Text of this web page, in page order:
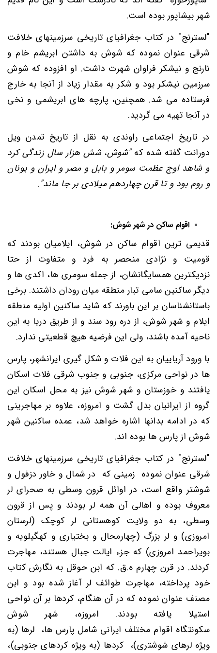
شهر بیشاپور بوده است.
"لسترنج" در کتاب جغرافیای تاریخی سرزمینهای خلافت
شرقی عنوان نموده که شوش به داشتن ابریشم خام و
نارنج و نیشکر فراوان شهرت داشت. او افزوده که شوش
سرزمین نیشکر بود و شکر به مقدار زیاد از آنجا به خارج
فرستاده می شد. همچنین، پارچه های ابریشمی و نخی
در آنجا تهیه می گردید.
در تاریخ اجتماعی راوندی به نقل از تاریخ تمدن ویل
دورانت گفته شده که"شوش، شش هزار سال زندگی کرد
و شاهد اوج عظمت سومر و بابل و مصر و ایران و یونان
و روم بود و تا قرن چهاردهم میلادی بر جا ماند".
اقوام ساکن در شهر شوش:
قدیمی ترین اقوام ساکن در شوش، ایلامیان بودند که
قومیت و نژادی منحصر به فرد و متفاوت از حتا
نزدیکترین همسایگانشان، از جمله سومری ها، اکدی ها و
دیگر ساکنین سامی تبار منطقه میان رودان داشتند. برخی
باستانشناسان بر این باورند که شاید ساکنین اولیه منطقه
ایلام و شهر شوش، از دره رود سند و از طریق دریا به این
ناحیه آمده باشند، ولی این فرضیه هیچ قطعیتی ندارد.
با ورود آریاییان به این فلات و شکل گیری ایرانشهر، پارس
ها در نواحی مرکزی، جنوبی و جنوب شرقی فلات اسکان
یافتند و خوزستان و شهر شوش نیز به محل اسکان این
گروه از ایرانیان بدل گشت و امروزه، علاوه بر مهاجرینی
که در ادامه بدانها اشاره خواهد شد، عمده ساکنین شهر
شوش از پارس ها بوده اند.
"لسترنج" در کتاب جغرافیای تاریخی سرزمینهای خلافت
شرقی عنوان نموده زمینی که در شمال و خاور دزفول و
شوشتر واقع است، در اوائل قرون وسطی به صحرای لر
معروف بوده و اهالی آن همه لر بودند و پس از قرون
وسطی، به دو ولایت کوهستانی لر کوچک (لرستان
امروزی) و لر بزرگ (چهارمحال و بختیاری و کهگیلویه و
بویراحمد امروزی) که جزء ایالت جبال هستند، مهاجرت
کردند. در قرن چهارم ه.ق. که ابن حوقل به نگارش کتاب
خود پرداخته، مهاجرت طوائف لر آغاز شده بود و ابن
مصنف عنوان نموده که در آن هنگام، کردها بر آن نواحی
استیلا یافته بودند. امروزه، شهر شوش
سکونتگاه اقوام مختلف ایرانی شامل پارس ها، لرها (به
ویژه لرهای شوشتری)، کردها (به ویژه کردهای جنوبی)،